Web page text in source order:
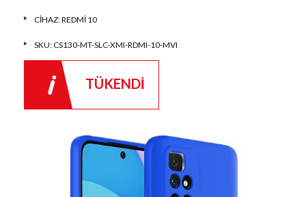
CIHAZ:REDMI 10
SKU: CS130-MT-SLC-XMI-RDMI-10-MVI
TÜKENDİ